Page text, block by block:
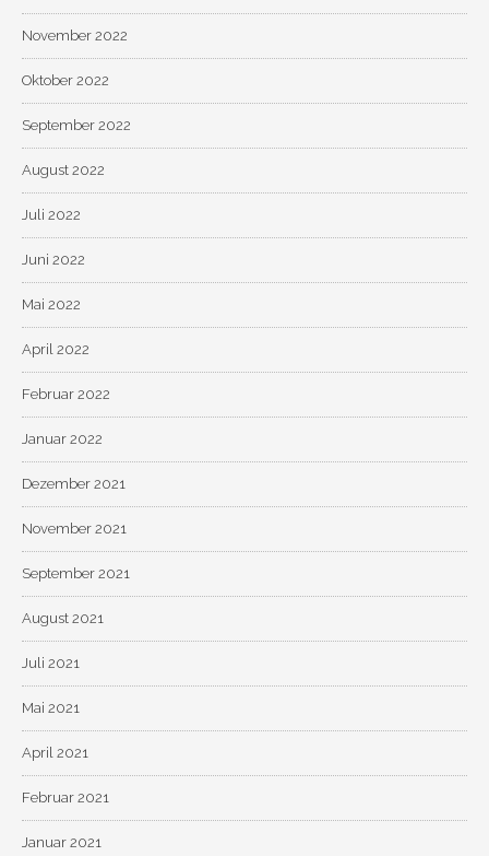
November 2022
Oktober 2022
September 2022
August 2022
Juli 2022
Juni 2022
Mai 2022
April 2022
Februar 2022
Januar 2022
Dezember 2021
November 2021
September 2021
August 2021
Juli 2021
Mai 2021
April 2021
Februar 2021
Januar 2021